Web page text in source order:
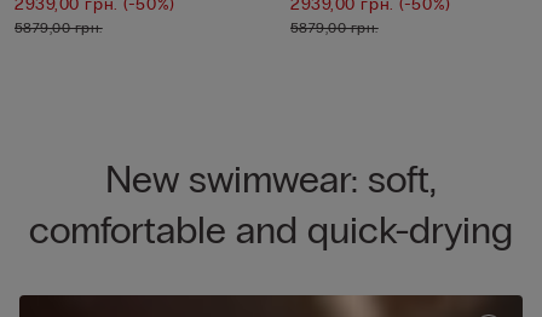
Разноцветным ...
2939,00 грн.(-50%)
5879,00 грн.
Принтом ...
2939,00 грн.(-50%)
5879,00 грн.
New swimwear: soft,
comfortable and quick-drying